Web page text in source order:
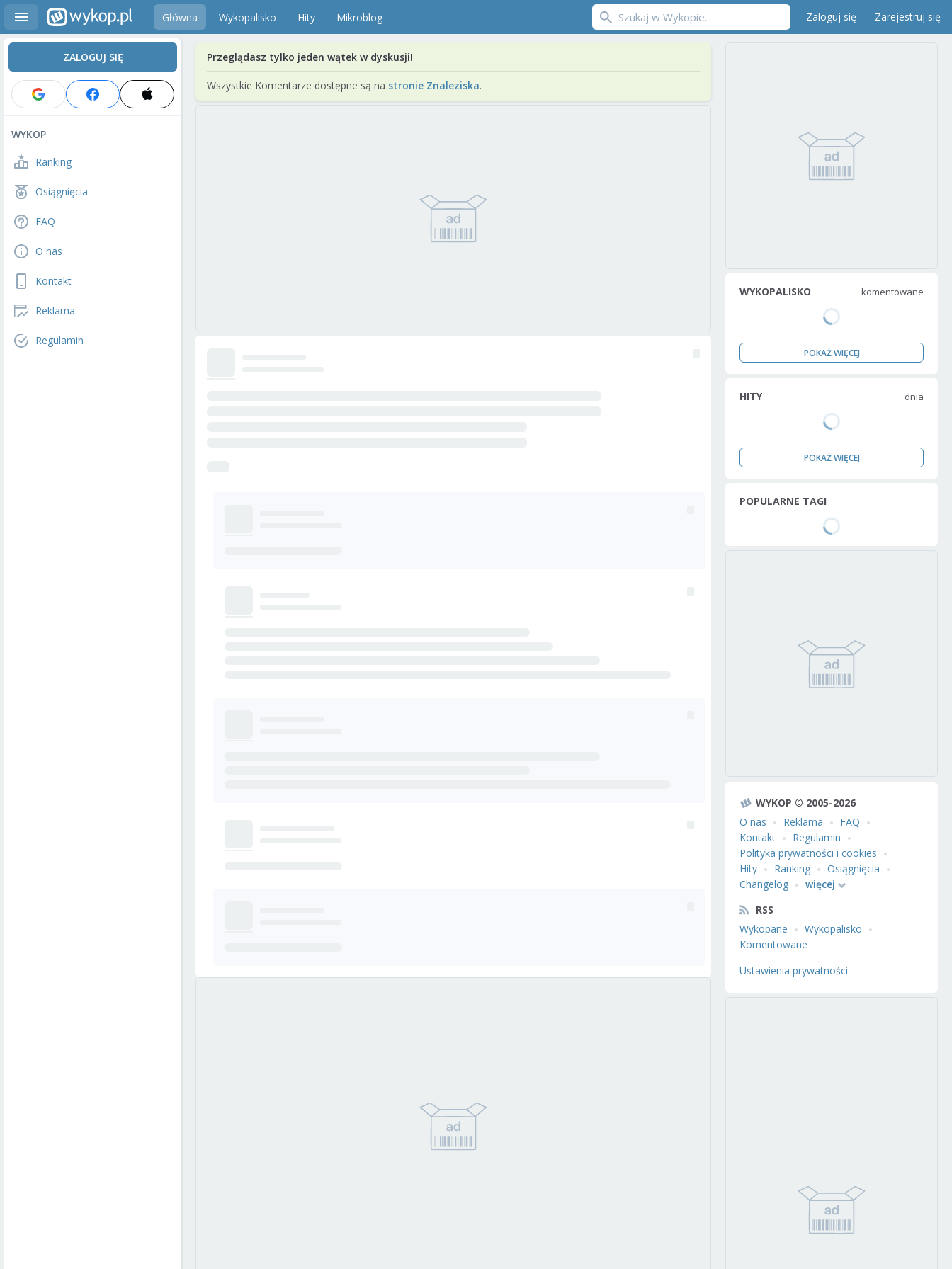
Główna Wykopalisko Hity Mikroblog Zaloguj się Zarejestruj się
ZALOGUJ SIĘ
WYKOP
Ranking
Osiągnięcia
FAQ
O nas
Kontakt
Reklama
Regulamin
Przeglądasz tylko jeden wątek w dyskusji!
Wszystkie Komentarze dostępne są na stronie Znaleziska.
WYKOPALISKO komentowane
POKAŻ WIĘCEJ
HITY dnia
POKAŻ WIĘCEJ
POPULARNE TAGI
WYKOP © 2005-2026
O nas
Reklama
FAQ
Kontakt
Regulamin
Polityka prywatności i cookies
Hity
Ranking
Osiągnięcia
Changelog
więcej
RSS
Wykopane
Wykopalisko
Komentowane
Ustawienia prywatności